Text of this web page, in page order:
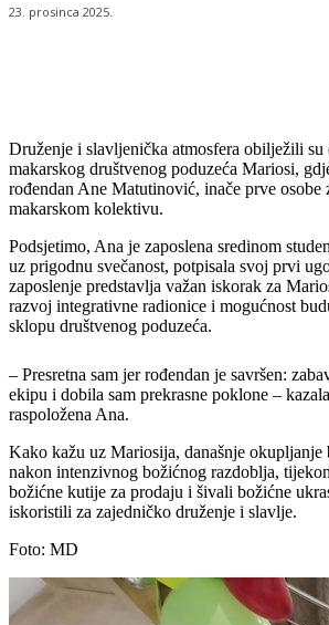
23. prosinca 2025.
Druženje i slavljenička atmosfera obilježili su
makarskog društvenog poduzeća Mariosi,
rođendan Ane Matutinović, inače prve osobe
makarskom kolektivu.
Podsjetimo, Ana je zaposlena sredinom
uz prigodnu svečanost, potpisala svoj prvi
zaposlenje predstavlja važan iskorak za
razvoj integrativne radionice i mogućnost
sklopu društvenog poduzeća.
– Presretna sam jer rođendan je savršen:
ekipu i dobila sam prekrasne poklone –
raspoložena Ana.
Kako kažu uz Mariosija, današnje okupljanje
nakon intenzivnog božićnog razdoblja,
božićne kutije za prodaju i šivali božićne
iskoristili za zajedničko druženje i slavlje.
Foto: MD